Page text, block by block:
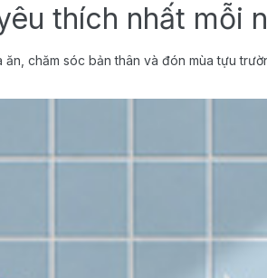
thích nhất mỗi
chăm sóc bản thân và đón mùa tựu